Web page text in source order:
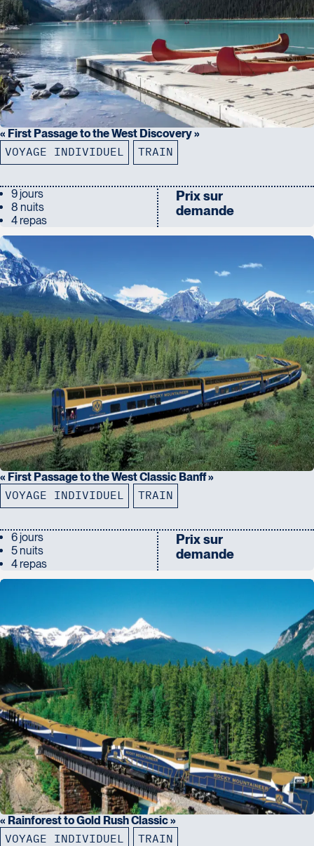
« First Passage to the West Discovery »
VOYAGE INDIVIDUEL TRAIN
9 jours
8 nuits
4 repas
Prix sur
demande
« First Passage to the West Classic Banff »
VOYAGE INDIVIDUEL TRAIN
6 jours
5 nuits
4 repas
Prix sur
demande
« Rainforest to Gold Rush Classic »
VOYAGE INDIVIDUEL TRAIN